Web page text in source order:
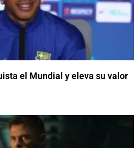
el Mundial y eleva su valor